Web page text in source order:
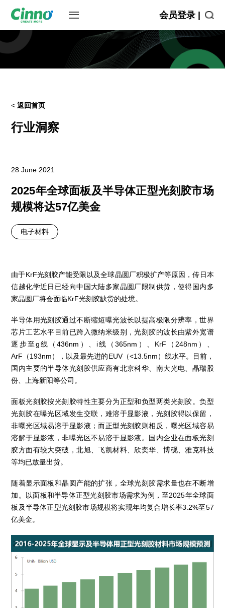
会员登录 |
<返回首页
行业洞察
28 June 2021
2025年全球面板及半导体正型光刻胶市场
规模将达57亿美金
电子材料
由于KrF光刻胶产能受限以及全球晶圆厂积极扩产等原因，传日本
信越化学近日已经向中国大陆多家晶圆厂限制供货，使得国内多
家晶圆厂将会面临KrF光刻胶缺货的处境。
半导体用光刻胶通过不断缩短曝光波长以提高极限分辨率，世界
芯片工艺水平目前已跨入微纳米级别，光刻胶的波长由紫外宽谱
逐步至g线（436nm）、i线（365nm）、KrF（248nm）、
ArF（193nm），以及最先进的EUV（<13.5nm）线水平。目前，
国内主要的半导体光刻胶供应商有北京科华、南大光电、晶瑞股
份、上海新阳等公司。
面板光刻胶按光刻胶特性主要分为正型和负型两类光刻胶。负型
光刻胶在曝光区域发生交联，难溶于显影液，光刻胶得以保留，
非曝光区域易溶于显影液；而正型光刻胶则相反，曝光区域容易
溶解于显影液，非曝光区不易溶于显影液。国内企业在面板光刻
胶方面有较大突破，北旭、飞凯材料、欣奕华、博砚、雅克科技
等均已放量出货。
随着显示面板和晶圆产能的扩张，全球光刻胶需求量也在不断增
加。以面板和半导体正型光刻胶市场需求为例，至2025年全球面
板及半导体正型光刻胶市场规模将实现年均复合增长率3.2%至57
亿美金。